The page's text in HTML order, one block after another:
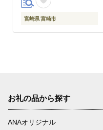
宮崎県 宮崎市
お礼の品から探す
ANAオリジナル